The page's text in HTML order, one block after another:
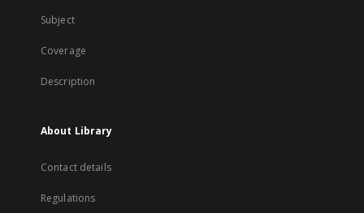
Subject
Coverage
Description
About Library
Contact details
Regulations